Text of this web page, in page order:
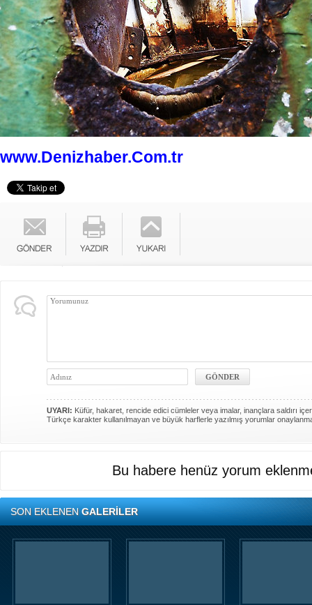
www.Denizhaber.Com.tr
UYARI: Küfür, hakaret, rencide edici cümleler veya imalar, inançlara saldırı
Türkçe karakter kullanılmayan ve büyük harflerle yazılmış yorumlar
Bu habere henüz yorum
SON EKLENENGALERİLER